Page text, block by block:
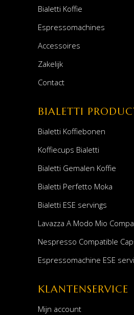
Bialetti Koffie
Espressomachines
Accessoires
Zakelijk
Contact
BIALETTI
Bialetti Koffiebonen
Koffiecups Bialetti
Bialetti Gemalen Koffie
Bialetti Perfetto Moka
Bialetti ESE servings
Lavazza A Modo Mio
Nespresso Compatible
Espressomachine ESE
KLANTENSERVICE
Mijn account